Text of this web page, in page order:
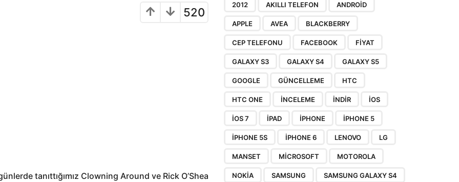
520
tanıttığımız Clowning Around ve Rick O’Shea
2012 AKILLI TELEFON ANDROID
APPLE AVEA BLACKBERRY
CEP TELEFONU FACEBOOK FIYAT
GALAXY S3 GALAXY S4 GALAXY S5
GOOGLE GÜNCELLEME HTC
HTC ONE INCELEME INDIR IOS
IOS 7 IPAD IPHONE IPHONE 5
IPHONE 5S IPHONE 6 LENOVO LG
MANSET MICROSOFT MOTOROLA
NOKIA SAMSUNG SAMSUNG GALAXY S4